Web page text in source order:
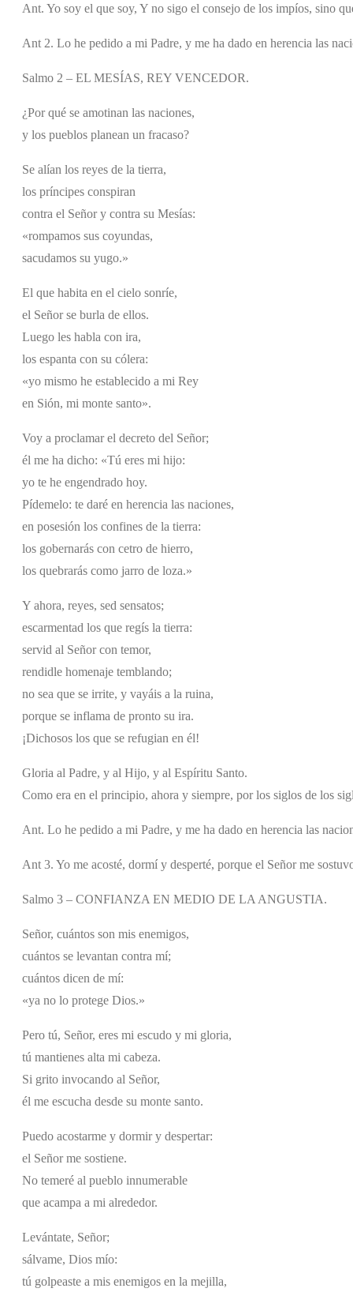
Ant. Yo soy el que soy, Y no sigo el consejo de los impíos, sino
Ant 2. Lo he pedido a mi Padre, y me ha dado en herencia las
Salmo 2 – EL MESÍAS, REY VENCEDOR.
¿Por qué se amotinan las naciones,
y los pueblos planean un fracaso?
Se alían los reyes de la tierra,
los príncipes conspiran
contra el Señor y contra su Mesías:
«rompamos sus coyundas,
sacudamos su yugo.»
El que habita en el cielo sonríe,
el Señor se burla de ellos.
Luego les habla con ira,
los espanta con su cólera:
«yo mismo he establecido a mi Rey
en Sión, mi monte santo».
Voy a proclamar el decreto del Señor;
él me ha dicho: «Tú eres mi hijo:
yo te he engendrado hoy.
Pídemelo: te daré en herencia las naciones,
en posesión los confines de la tierra:
los gobernarás con cetro de hierro,
los quebrarás como jarro de loza.»
Y ahora, reyes, sed sensatos;
escarmentad los que regís la tierra:
servid al Señor con temor,
rendidle homenaje temblando;
no sea que se irrite, y vayáis a la ruina,
porque se inflama de pronto su ira.
¡Dichosos los que se refugian en él!
Gloria al Padre, y al Hijo, y al Espíritu Santo.
Como era en el principio, ahora y siempre, por los siglos de los
Ant. Lo he pedido a mi Padre, y me ha dado en herencia las
Ant 3. Yo me acosté, dormí y desperté, porque el Señor me
Salmo 3 – CONFIANZA EN MEDIO DE LA ANGUSTIA.
Señor, cuántos son mis enemigos,
cuántos se levantan contra mí;
cuántos dicen de mí:
«ya no lo protege Dios.»
Pero tú, Señor, eres mi escudo y mi gloria,
tú mantienes alta mi cabeza.
Si grito invocando al Señor,
él me escucha desde su monte santo.
Puedo acostarme y dormir y despertar:
el Señor me sostiene.
No temeré al pueblo innumerable
que acampa a mi alrededor.
Levántate, Señor;
sálvame, Dios mío:
tú golpeaste a mis enemigos en la mejilla,